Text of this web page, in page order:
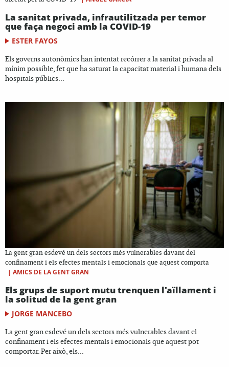
La sanitat privada, infrautilitzada per temor
que faça negoci amb la COVID-19
ESTER FAYOS
Els governs autonòmics han intentat recórrer a la sanitat privada al
mínim possible, fet que ha saturat la capacitat material i humana dels
hospitals públics...
La gent gran esdevé un dels sectors més vulnerables davant del
confinament i els efectes mentals i emocionals que aquest comporta
| AMICS DE LA GENT GRAN
Els grups de suport mutu trenquen l'aïllament i
la solitud de la gent gran
JORGE MANCEBO
La gent gran esdevé un dels sectors més vulnerables davant el
confinament i els efectes mentals i emocionals que aquest pot
comportar. Per això, els...